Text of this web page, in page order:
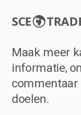
SCE
Maak meer
informatie,
commentaar
doelen.